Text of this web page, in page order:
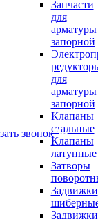
Запчасти
для
арматуры
запорной
для
арматуры
запорной
Клапаны
стальные
Клапаны
латунные
Затворы
Задвижки
Задвижки
звонок